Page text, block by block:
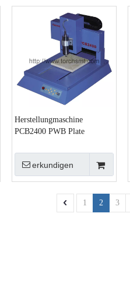
Herstellungmaschine
PCB2400 PWB Plate
erkundigen
1 2 3